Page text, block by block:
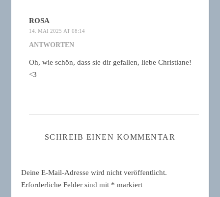
ROSA
14. MAI 2025 AT 08:14
ANTWORTEN
Oh, wie schön, dass sie dir gefallen, liebe Christiane!
<3
SCHREIB EINEN KOMMENTAR
Deine E-Mail-Adresse wird nicht veröffentlicht.
Erforderliche Felder sind mit * markiert